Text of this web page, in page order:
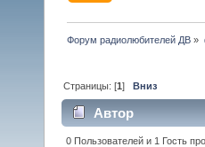
Форум радиолюбителей ДВ »
Страницы: [1]Вниз
Автор
0 Пользователей и 1 Гость